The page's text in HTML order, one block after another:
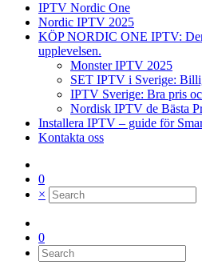
IPTV Nordic One
Nordic IPTV 2025
KÖP NORDIC ONE IPTV:
upplevelsen.
Monster IPTV 2025
SET IPTV i Sverige:
IPTV Sverige: Bra pris
Nordisk IPTV de Bästa
Installera IPTV – guide för
Kontakta oss
0
×
0